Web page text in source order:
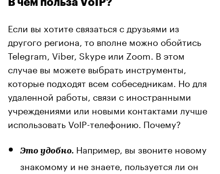
В чем польза VоIP?
Если вы хотите связаться с друзьями из
другого региона, то вполне можно обойтись
Telegram, Viber, Skype или Zoom. В этом
случае вы можете выбрать инструменты,
которые подходят всем собеседникам. Но для
удаленной работы, связи с иностранными
учреждениями или новыми контактами лучше
использовать VoIP-телефонию. Почему?
Это удобно. Например, вы звоните новому
знакомому и не знаете, пользуется ли он